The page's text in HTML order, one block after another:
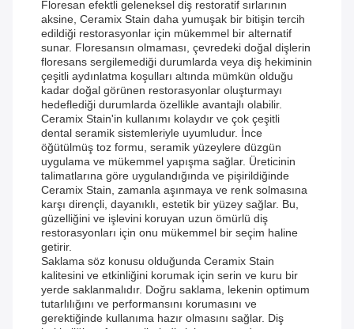
Floresan efektli geleneksel diş restoratif sırlarının
aksine, Ceramix Stain daha yumuşak bir bitişin tercih
edildiği restorasyonlar için mükemmel bir alternatif
sunar. Floresansın olmaması, çevredeki doğal dişlerin
floresans sergilemediği durumlarda veya diş hekiminin
çeşitli aydınlatma koşulları altında mümkün olduğu
kadar doğal görünen restorasyonlar oluşturmayı
hedeflediği durumlarda özellikle avantajlı olabilir.
Ceramix Stain'in kullanımı kolaydır ve çok çeşitli
dental seramik sistemleriyle uyumludur. İnce
öğütülmüş toz formu, seramik yüzeylere düzgün
uygulama ve mükemmel yapışma sağlar. Üreticinin
talimatlarına göre uygulandığında ve pişirildiğinde
Ceramix Stain, zamanla aşınmaya ve renk solmasına
karşı dirençli, dayanıklı, estetik bir yüzey sağlar. Bu,
güzelliğini ve işlevini koruyan uzun ömürlü diş
restorasyonları için onu mükemmel bir seçim haline
getirir.
Saklama söz konusu olduğunda Ceramix Stain
kalitesini ve etkinliğini korumak için serin ve kuru bir
yerde saklanmalıdır. Doğru saklama, lekenin optimum
tutarlılığını ve performansını korumasını ve
gerektiğinde kullanıma hazır olmasını sağlar. Diş